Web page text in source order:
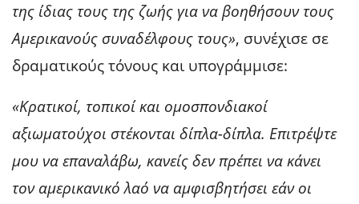
της ίδιας τους της ζωής για να βοηθήσουν τους
Αμερικανούς συναδέλφους τους», συνέχισε σε
δραματικούς τόνους και υπογράμμισε:
«Κρατικοί, τοπικοί και ομοσπονδιακοί
αξιωματούχοι στέκονται δίπλα-δίπλα. Επιτρέψτε
μου να επαναλάβω, κανείς δεν πρέπει να κάνει
τον αμερικανικό λαό να αμφισβητήσει εάν οι